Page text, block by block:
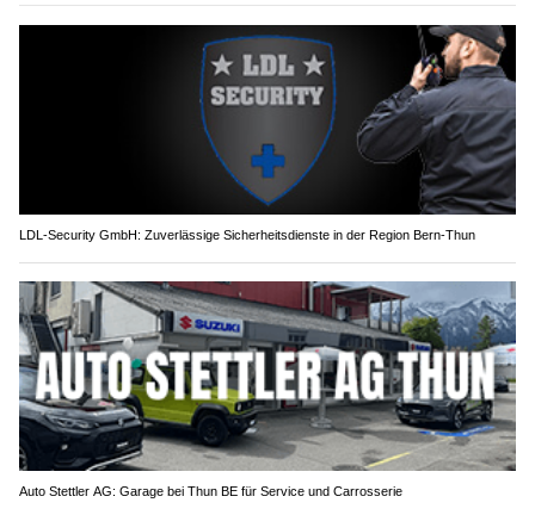
LDL-Security GmbH: Zuverlässige Sicherheitsdienste in der Region Bern-Thun
Auto Stettler AG: Garage bei Thun BE für Service und Carrosserie